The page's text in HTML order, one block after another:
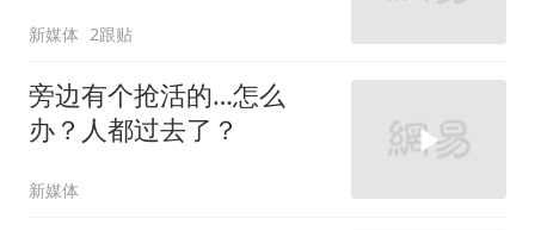
新媒体 2跟贴
旁边有个抢活的…怎么
办？人都过去了？
新媒体